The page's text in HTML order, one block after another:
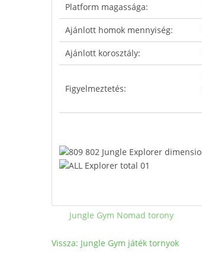
Platform magassága:
Ajánlott homok mennyiség:
Ajánlott korosztály:
Figyelmeztetés:
Jungle Gym Nomad torony
Vissza: Jungle Gym játék tornyok